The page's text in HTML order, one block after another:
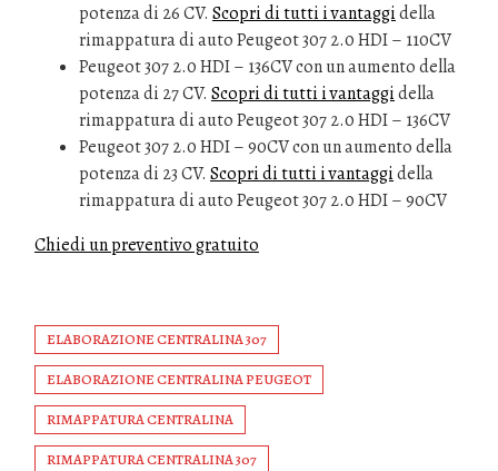
potenza di 26 CV. Scopri di tutti i vantaggidella
rimappatura di auto Peugeot 307 2.0 HDI – 110CV
Peugeot 307 2.0 HDI – 136CV con un aumento della
potenza di 27 CV. Scopri di tutti i vantaggidella
rimappatura di auto Peugeot 307 2.0 HDI – 136CV
Peugeot 307 2.0 HDI – 90CV con un aumento della
potenza di 23 CV. Scopri di tutti i vantaggidella
rimappatura di auto Peugeot 307 2.0 HDI – 90CV
Chiedi un preventivo gratuito
ELABORAZIONE CENTRALINA 307
ELABORAZIONE CENTRALINA PEUGEOT
RIMAPPATURA CENTRALINA
RIMAPPATURA CENTRALINA 307